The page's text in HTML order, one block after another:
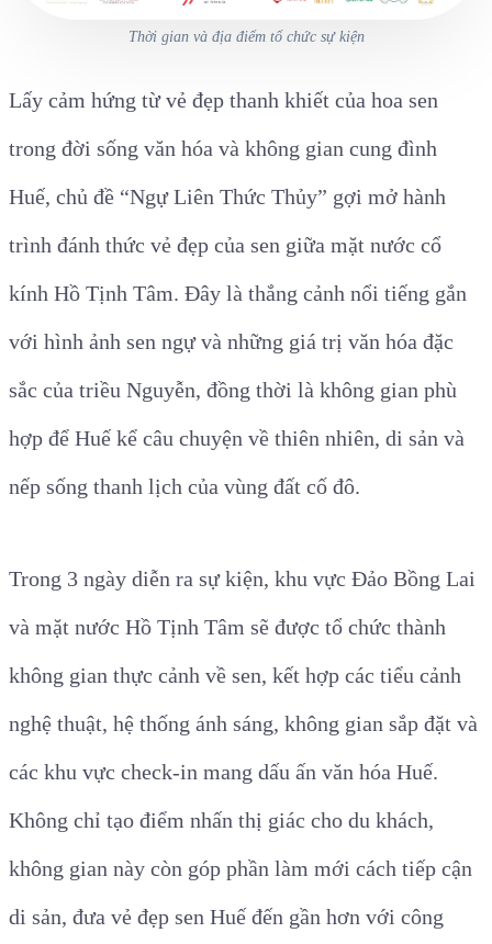
Thời gian và địa điểm tổ chức sự kiện
Lấy cảm hứng từ vẻ đẹp thanh khiết của hoa sen
trong đời sống văn hóa và không gian cung đình
Huế, chủ đề “Ngự Liên Thức Thủy” gợi mở hành
trình đánh thức vẻ đẹp của sen giữa mặt nước cổ
kính Hồ Tịnh Tâm. Đây là thắng cảnh nổi tiếng gắn
với hình ảnh sen ngự và những giá trị văn hóa đặc
sắc của triều Nguyễn, đồng thời là không gian phù
hợp để Huế kể câu chuyện về thiên nhiên, di sản và
nếp sống thanh lịch của vùng đất cố đô.
Trong 3 ngày diễn ra sự kiện, khu vực Đảo Bồng Lai
và mặt nước Hồ Tịnh Tâm sẽ được tổ chức thành
không gian thực cảnh về sen, kết hợp các tiểu cảnh
nghệ thuật, hệ thống ánh sáng, không gian sắp đặt và
các khu vực check-in mang dấu ấn văn hóa Huế.
Không chỉ tạo điểm nhấn thị giác cho du khách,
không gian này còn góp phần làm mới cách tiếp cận
di sản, đưa vẻ đẹp sen Huế đến gần hơn với công